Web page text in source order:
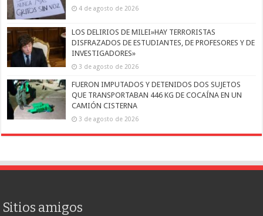
4 de agosto de 2026
LOS DELIRIOS DE MILEI»HAY TERRORISTAS
DISFRAZADOS DE ESTUDIANTES, DE PROFESORES Y DE
INVESTIGADORES»
3 de agosto de 2026
FUERON IMPUTADOS Y DETENIDOS DOS SUJETOS
QUE TRANSPORTABAN 446 KG DE COCAÍNA EN UN
CAMIÓN CISTERNA
3 de agosto de 2026
Sitios amigos